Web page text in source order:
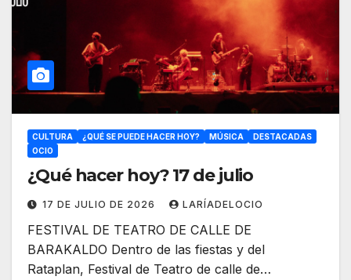
CULTURA ¿QUÉ SE PUEDE HACER HOY? MÚSICA
DESTACADAS
OCIO
¿Qué hacer hoy? 17 de julio
17 DE JULIO DE 2026 LARÍADELOCIO
FESTIVAL DE TEATRO DE CALLE DE
BARAKALDO Dentro de las fiestas y del
Rataplan, Festival de Teatro de calle de…